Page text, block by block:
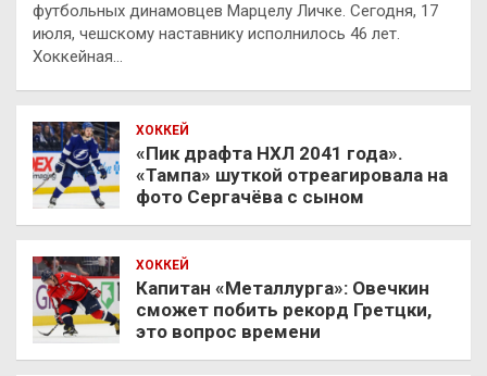
футбольных динамовцев Марцелу Личке. Сегодня, 17
июля, чешскому наставнику исполнилось 46 лет.
Хоккейная…
ХОККЕЙ
«Пик драфта НХЛ 2041 года».
«Тампа» шуткой отреагировала на
фото Сергачёва с сыном
ХОККЕЙ
Капитан «Металлурга»: Овечкин
сможет побить рекорд Гретцки,
это вопрос времени